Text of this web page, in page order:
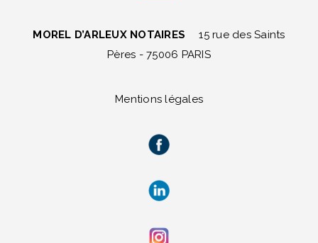
MOREL D’ARLEUX NOTAIRES
15 rue des Saints
Pères - 75006 PARIS
Mentions légales